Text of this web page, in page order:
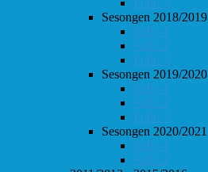
Sesongen 2018/2019
Follo 1
Follo 2
Follo 3
Sesongen 2019/2020
Follo 1
Follo 2
Follo 3
Sesongen 2020/2021
Follo 1
Follo 2